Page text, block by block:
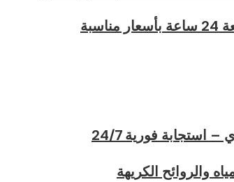
فورية 24/7
والروائح الكريهة